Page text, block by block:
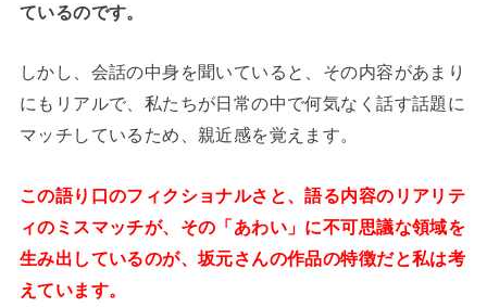
ているのです。
しかし、会話の中身を聞いていると、その内容があまり
にもリアルで、私たちが日常の中で何気なく話す話題に
マッチしているため、親近感を覚えます。
この語り口のフィクショナルさと、語る内容のリアリテ
ィのミスマッチが、その「あわい」に不可思議な領域を
生み出しているのが、坂元さんの作品の特徴だと私は考
えています。